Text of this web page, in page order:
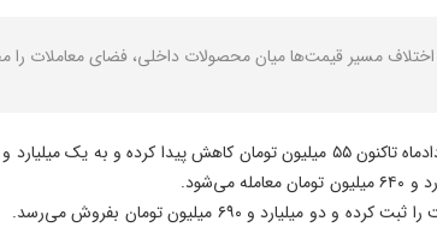
اختلاف مسیر قیمت‌ها میان محصولات داخلی، فضای معاملات را
تومان رسیده است.